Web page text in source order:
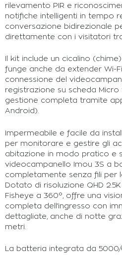
rilevamento PIR e
notifiche intelligenti in tempo
conversazione bidirezionale
direttamente con i visitatori
Il kit include un cicalino
funge anche da extender Wi-
connessione del
registrazione su scheda Micro
gestione completa tramite
Android).
Impermeabile e facile da
per monitorare e gestire gli
abitazione in modo pratico e
videocampanello Imou 3S a
completamente senza fili per
Dotato di risoluzione QHD
Fisheye a 360°, offre una
completa dell’ingresso con
dettagliate, anche di notte
metri.
La batteria integrata da